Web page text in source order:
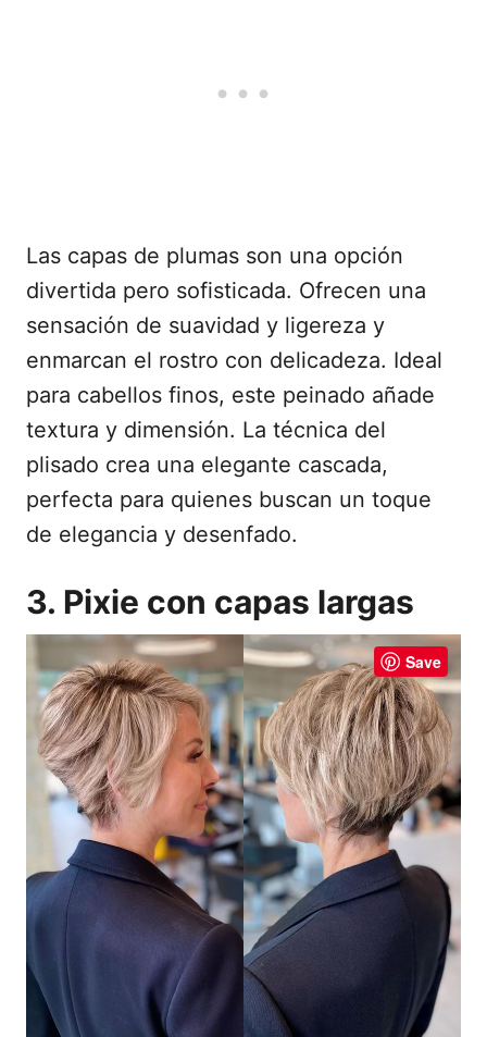
Las capas de plumas son una opción
divertida pero sofisticada. Ofrecen una
sensación de suavidad y ligereza y
enmarcan el rostro con delicadeza. Ideal
para cabellos finos, este peinado añade
textura y dimensión. La técnica del
plisado crea una elegante cascada,
perfecta para quienes buscan un toque
de elegancia y desenfado.
3. Pixie con capas largas
Save